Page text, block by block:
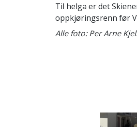
Til helga er det
oppkjøringsrenn før
Alle foto: Per Arne